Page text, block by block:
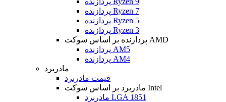
پردازنده Ryzen 7
پردازنده Ryzen 5
پردازنده Ryzen 3
پردازنده بر اساس سوکت AMD
پردازنده AM5
پردازنده AM4
مادربرد
قیمت مادربرد
مادربرد بر اساس سوکت Intel
مادربرد LGA 1851